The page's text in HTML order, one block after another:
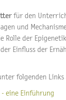
für den
und
Rolle der
Einfluss der
folgenden
- eine Einführung